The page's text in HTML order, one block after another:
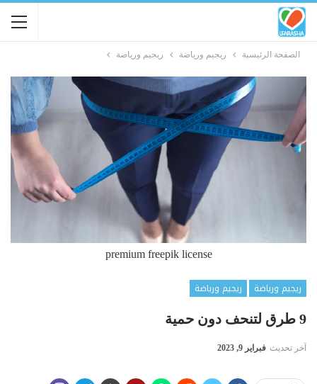
الصفحة الرئيسية ريجيم ورياضة ريجيم ورياضة
premium freepik license
ريجيم ورياضة
ريجيم ورياضة
9 طرق لتنحف دون حمية
آخر تحديث فبراير 9, 2023